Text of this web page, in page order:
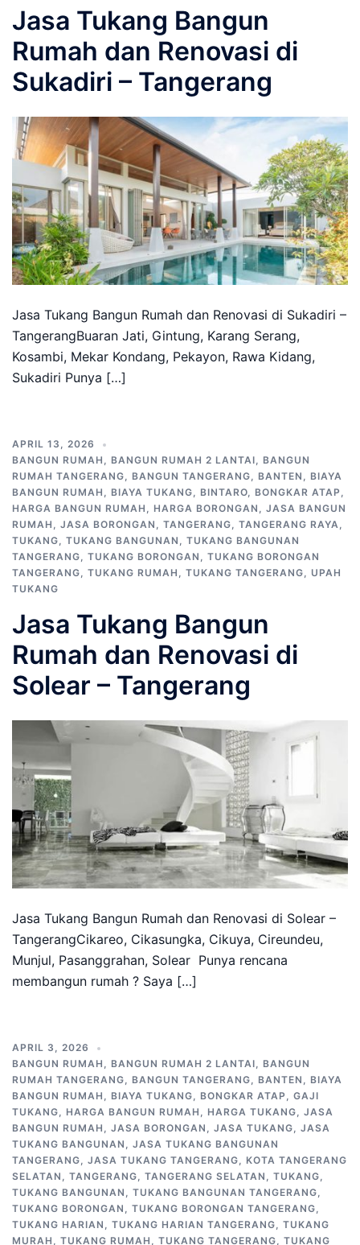
Jasa Tukang Bangun
Rumah dan Renovasi di
Sukadiri – Tangerang
Jasa Tukang Bangun Rumah dan Renovasi di Sukadiri –
TangerangBuaran Jati, Gintung, Karang Serang,
Kosambi, Mekar Kondang, Pekayon, Rawa Kidang,
Sukadiri Punya […]
APRIL 13, 2026
BANGUN RUMAH , BANGUN RUMAH 2 LANTAI, BANGUN
RUMAH TANGERANG, BANGUN TANGERANG, BANTEN , BIAYA
BANGUN RUMAH , BIAYA TUKANG, BINTARO, BONGKAR ATAP ,
HARGA BANGUN RUMAH , HARGA BORONGAN , JASA BANGUN
RUMAH , JASA BORONGAN , TANGERANG, TANGERANG RAYA,
TUKANG, TUKANG BANGUNAN , TUKANG BANGUNAN
TANGERANG, TUKANG BORONGAN , TUKANG BORONGAN
TANGERANG, TUKANG RUMAH , TUKANG TANGERANG, UPAH
TUKANG
Jasa Tukang Bangun
Rumah dan Renovasi di
Solear – Tangerang
Jasa Tukang Bangun Rumah dan Renovasi di Solear –
TangerangCikareo, Cikasungka, Cikuya, Cireundeu,
Munjul, Pasanggrahan, Solear Punya rencana
membangun rumah ? Saya […]
APRIL 3, 2026
BANGUN RUMAH , BANGUN RUMAH 2 LANTAI, BANGUN
RUMAH TANGERANG, BANGUN TANGERANG, BANTEN , BIAYA
BANGUN RUMAH , BIAYA TUKANG, BONGKAR ATAP , GAJI
TUKANG, HARGA BANGUN RUMAH , HARGA TUKANG, JASA
BANGUN RUMAH , JASA BORONGAN , JASA TUKANG, JASA
TUKANG BANGUNAN , JASA TUKANG BANGUNAN
TANGERANG, JASA TUKANG TANGERANG, KOTA TANGERANG
SELATAN , TANGERANG, TANGERANG SELATAN , TUKANG,
TUKANG BANGUNAN , TUKANG BANGUNAN TANGERANG,
TUKANG BORONGAN , TUKANG BORONGAN TANGERANG,
TUKANG HARIAN , TUKANG HARIAN TANGERANG, TUKANG
MURAH , TUKANG RUMAH , TUKANG TANGERANG, TUKANG